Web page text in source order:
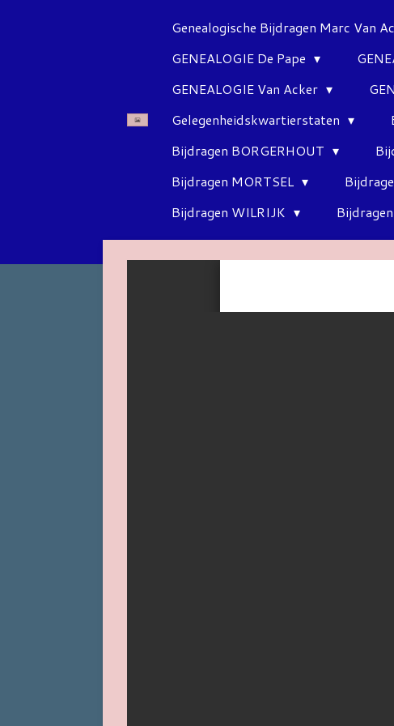
Genealogische Bijdragen Marc Van
GENEALOGIE De Pape
GENEALOGIE Van Acker
Gelegenheidskwartierstaten
Bijdragen BORGERHOUT
Bijdragen MORTSEL
Bijdragen WILRIJK